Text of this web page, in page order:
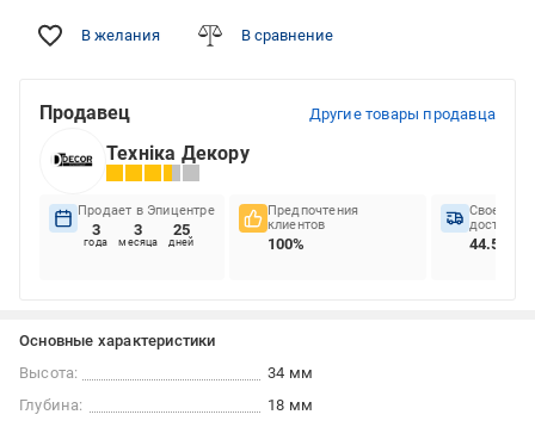
В желания В сравнение
Продавец Другие товары продавца
Техніка Декору
Продает в Эпицентре
3
года
3
месяца
25
дней
Предпочтения
клиентов
100%
доставок
44.52%
Основные характеристики
Высота:
34 мм
Глубина:
18 мм